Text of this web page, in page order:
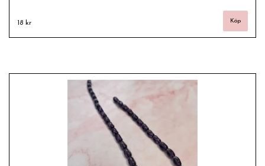
18 kr